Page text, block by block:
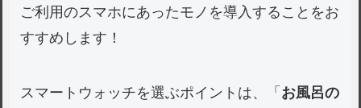
ご利用のスマホにあったモノを導入することをお
すすめします！
スマートウォッチを選ぶポイントは、「 お風呂の